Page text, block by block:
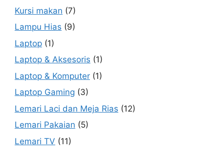
Kursi makan (7)
Lampu Hias (9)
Laptop (1)
Laptop & Aksesoris (1)
Laptop & Komputer (1)
Laptop Gaming (3)
Lemari Laci dan Meja Rias (12)
Lemari Pakaian (5)
Lemari TV (11)